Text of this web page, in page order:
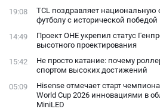
19:08
TCL поздравляет
футболу с исторической
14:49
Проект ОНЕ укрепил статус
высотного проектирования
15:42
Не просто катание: почему
спортом высоких достижений
05:09
Hisense отмечает старт
World Cup 2026 инновациями в
MiniLED